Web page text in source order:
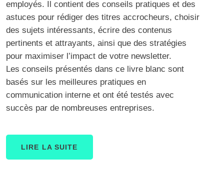
employés. Il contient des conseils pratiques et des
astuces pour rédiger des titres accrocheurs, choisir
des sujets intéressants, écrire des contenus
pertinents et attrayants, ainsi que des stratégies
pour maximiser l’impact de votre newsletter.
Les conseils présentés dans ce livre blanc sont
basés sur les meilleures pratiques en
communication interne et ont été testés avec
succès par de nombreuses entreprises.
LIRE LA SUITE